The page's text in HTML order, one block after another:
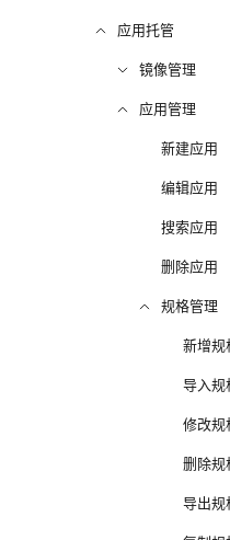
应用托管
镜像管理
应用管理
新建应用
编辑应用
搜索应用
删除应用
规格管理
新增规
导入规
修改规
删除规
导出规